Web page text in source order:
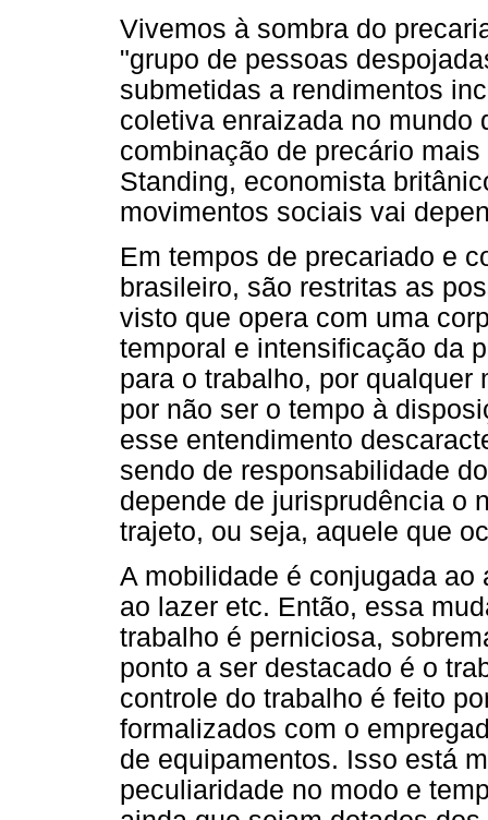
Vivemos à sombra do
"grupo de pessoas
submetidas a rendimentos
coletiva enraizada no mundo
combinação de precário
Standing, economista
movimentos sociais vai
Em tempos de precariado e
brasileiro, são restritas as
visto que opera com uma
temporal e intensificação da
para o trabalho, por qualquer
por não ser o tempo à
esse entendimento
sendo de responsabilidade
depende de jurisprudência o
trajeto, ou seja, aquele que
A mobilidade é conjugada
ao lazer etc. Então, essa
trabalho é perniciosa,
ponto a ser destacado é o
controle do trabalho é feito
formalizados com o
de equipamentos. Isso está
peculiaridade no modo e